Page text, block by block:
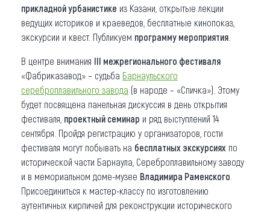
прикладной урбанистике из Казани, открытые лекции
ведущих историков и краеведов, бесплатные кинопоказ,
экскурсии и квест. Публикуем программу мероприятия
В центре внимания III межрегионального фестиваля
«Фабриказавод» – судьба Барнаульского
сереброплавильного завода (в народе – «Спичка»). Этому
будет посвящена панельная дискуссия в день открытия
фестиваля, проектный семинар и ряд выступлений 14
сентября. Пройдя регистрацию у организаторов, гости
фестиваля могут побывать на бесплатных экскурсиях по
исторической части Барнаула, Сереброплавильному заводу
и в мемориальном доме-музее Владимира Раменского
Присоединиться к мастер-классу по изготовлению
аутентичных кирпичей для реконструкции исторического